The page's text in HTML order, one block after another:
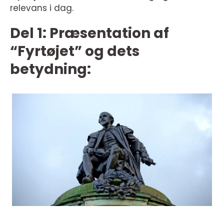
relevans i dag.
Del 1: Præsentation af
“Fyrtøjet” og dets
betydning: